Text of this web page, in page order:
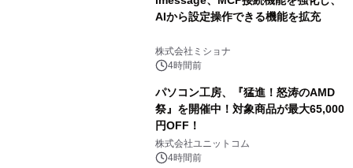
AIから設定操作できる機能を拡充
株式会社ミショナ
4時間前
パソコン工房、『猛進！怒涛のAMD
祭』を開催中！対象商品が最大65,000
円OFF！
株式会社ユニットコム
4時間前